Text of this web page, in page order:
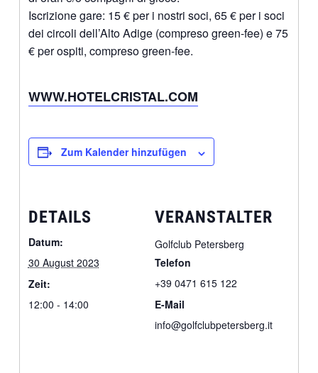
Iscrizione gare: 15 € per i nostri soci, 65 € per i soci
dei circoli dell’Alto Adige (compreso green-fee) e 75
€ per ospiti, compreso green-fee.
WWW.HOTELCRISTAL.COM
Zum Kalender hinzufügen
DETAILS
Datum:
30 August 2023
Zeit:
12:00 - 14:00
VERANSTALTER
Golfclub Petersberg
Telefon
+39 0471 615 122
E-Mail
info@golfclubpetersberg.it